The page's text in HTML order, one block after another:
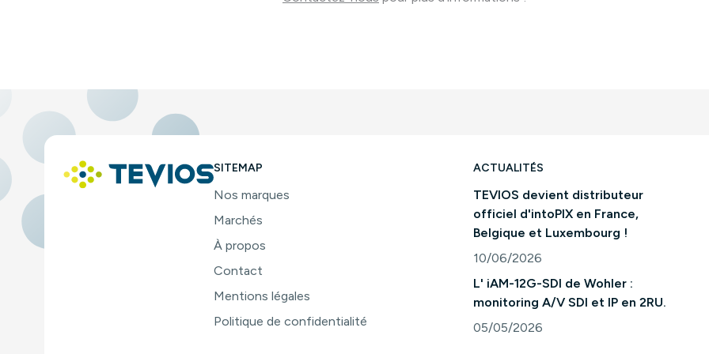
SITEMAP
Nos marques
Marchés
À propos
Contact
Mentions légales
Politique de confidentialité
ACTUALITÉS
TEVIOS devient distributeur
officiel d'intoPIX en France,
Belgique et Luxembourg !
10/06/2026
Consulter l'article "TEVIOS devient
L' iAM-12G-SDI de Wohler :
monitoring A/V SDI et IP en 2RU.
05/05/2026